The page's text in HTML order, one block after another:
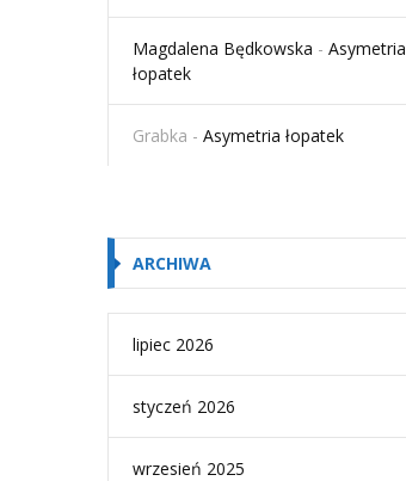
Magdalena Będkowska - Asymetria
łopatek
Grabka - Asymetria łopatek
ARCHIWA
lipiec 2026
styczeń 2026
wrzesień 2025